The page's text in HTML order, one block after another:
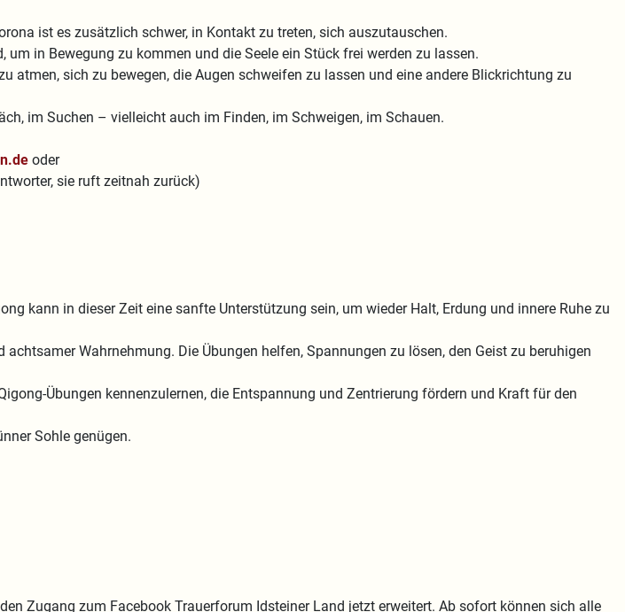
ist es zusätzlich schwer, in Kontakt zu treten, sich auszutauschen.
in Bewegung zu kommen und die Seele ein Stück frei werden zu lassen.
atmen, sich zu bewegen, die Augen schweifen zu lassen und eine andere Blickrichtung zu
im Suchen – vielleicht auch im Finden, im Schweigen, im Schauen.
oder
sie ruft zeitnah zurück)
kann in dieser Zeit eine sanfte Unterstützung sein, um wieder Halt, Erdung und innere Ruhe zu
Wahrnehmung. Die Übungen helfen, Spannungen zu lösen, den Geist zu beruhigen
Übungen kennenzulernen, die Entspannung und Zentrierung fördern und Kraft für den
Sohle genügen.
Zugang zum Facebook Trauerforum Idsteiner Land jetzt erweitert. Ab sofort können sich alle